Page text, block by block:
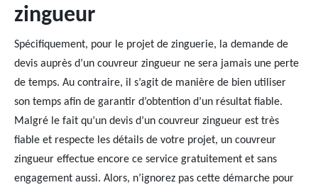
zingueur
Spécifiquement, pour le projet de zinguerie, la demande de
devis auprès d’un couvreur zingueur ne sera jamais une perte
de temps. Au contraire, il s’agit de manière de bien utiliser
son temps afin de garantir d’obtention d’un résultat fiable.
Malgré le fait qu’un devis d’un couvreur zingueur est très
fiable et respecte les détails de votre projet, un couvreur
zingueur effectue encore ce service gratuitement et sans
engagement aussi. Alors, n’ignorez pas cette démarche pour